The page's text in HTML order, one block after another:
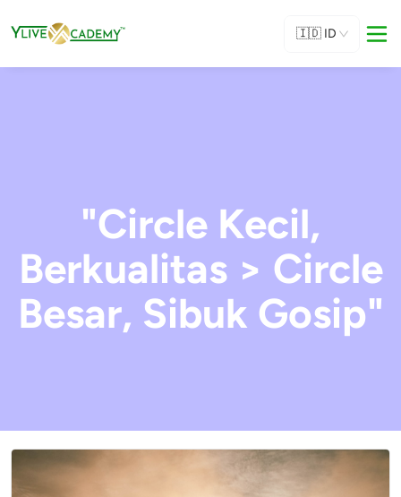
🇮🇩 ID
"Circle Kecil,
Berkualitas > Circle
Besar, Sibuk Gosip"